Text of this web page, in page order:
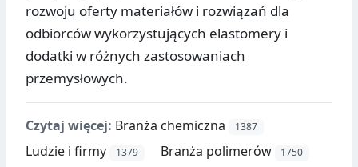
rozwoju oferty materiałów i rozwiązań dla
odbiorców wykorzystujących elastomery i
dodatki w różnych zastosowaniach
przemysłowych.
Czytaj więcej: Branża chemiczna 1387
Ludzie i firmy 1379 Branża polimerów 1750